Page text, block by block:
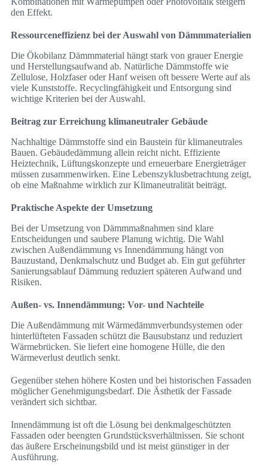
den Effekt.
Ressourceneffizienz bei der Auswahl von Dämmmaterialien
Die Ökobilanz Dämmmaterial hängt stark von grauer Energie
und Herstellungsaufwand ab. Natürliche Dämmstoffe wie
Zellulose, Holzfaser oder Hanf weisen oft bessere Werte auf als
viele Kunststoffe. Recyclingfähigkeit und Entsorgung sind
wichtige Kriterien bei der Auswahl.
Beitrag zur Erreichung klimaneutraler Gebäude
Nachhaltige Dämmstoffe sind ein Baustein für klimaneutrales
Bauen. Gebäudedämmung allein reicht nicht. Effiziente
Heiztechnik, Lüftungskonzepte und erneuerbare Energieträger
müssen zusammenwirken. Eine Lebenszyklusbetrachtung zeigt,
ob eine Maßnahme wirklich zur Klimaneutralität beiträgt.
Praktische Aspekte der Umsetzung
Bei der Umsetzung von Dämmmaßnahmen sind klare
Entscheidungen und saubere Planung wichtig. Die Wahl
zwischen Außendämmung vs Innendämmung hängt von
Bauzustand, Denkmalschutz und Budget ab. Ein gut geführter
Sanierungsablauf Dämmung reduziert späteren Aufwand und
Risiken.
Außen- vs. Innendämmung: Vor- und Nachteile
Die Außendämmung mit Wärmedämmverbundsystemen oder
hinterlüfteten Fassaden schützt die Bausubstanz und reduziert
Wärmebrücken. Sie liefert eine homogene Hülle, die den
Wärmeverlust deutlich senkt.
Gegenüber stehen höhere Kosten und bei historischen Fassaden
möglicher Genehmigungsbedarf. Die Ästhetik der Fassade
verändert sich sichtbar.
Innendämmung ist oft die Lösung bei denkmalgeschützten
Fassaden oder beengten Grundstücksverhältnissen. Sie schont
das äußere Erscheinungsbild und ist meist günstiger in der
Ausführung.